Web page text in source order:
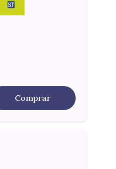
Comprar